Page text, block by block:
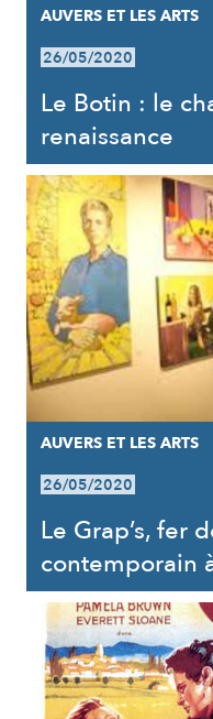
AUVERS ET LES ARTS
26/05/2020
Le Botin : le
renaissance
AUVERS ET LES ARTS
26/05/2020
Le Grap’s, fer
contemporain